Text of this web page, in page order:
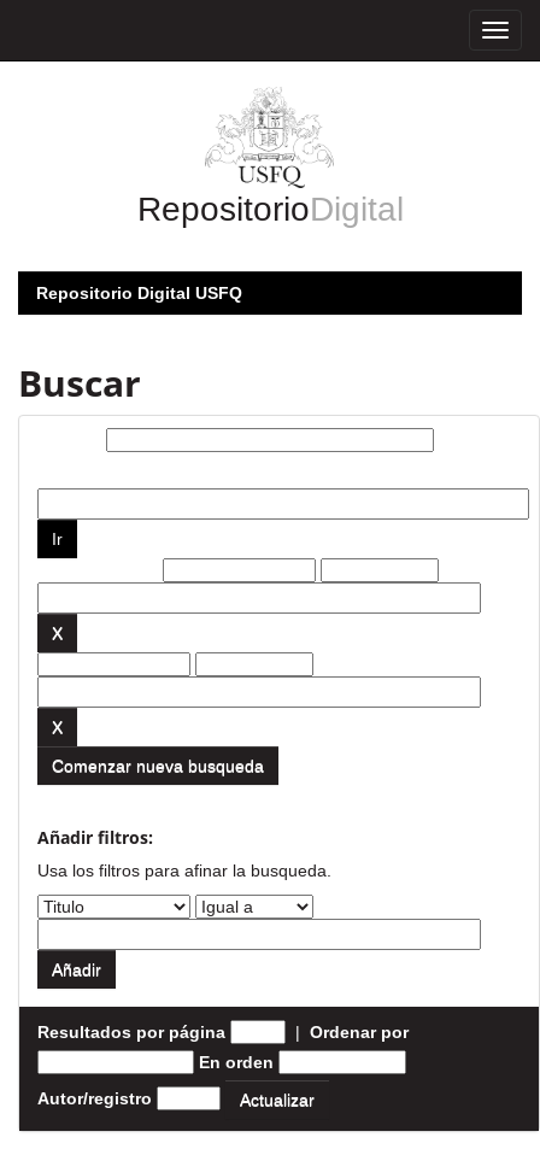
RepositorioDigital
Repositorio Digital USFQ
Buscar
Comenzar nueva busqueda
Añadir filtros:
Usa los filtros para afinar la busqueda.
Resultados por página | Ordenar por
En orden
Autor/registro